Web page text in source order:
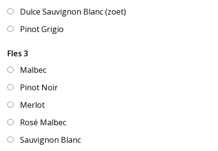
Dulce Sauvignon Blanc (zoet)
Pinot Grigio
Fles 3
Malbec
Pinot Noir
Merlot
Rosé Malbec
Sauvignon Blanc